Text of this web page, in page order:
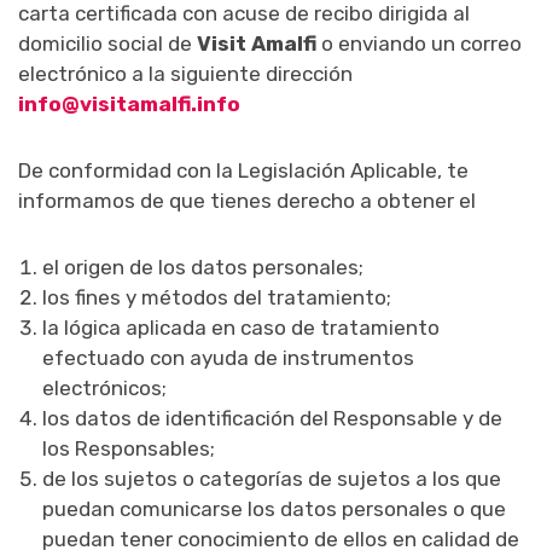
carta certificada con acuse de recibo dirigida al
domicilio social de Visit Amalfi o enviando un correo
electrónico a la siguiente dirección
info@visitamalfi.info
De conformidad con la Legislación Aplicable, te
informamos de que tienes derecho a obtener el
el origen de los datos personales;
los fines y métodos del tratamiento;
la lógica aplicada en caso de tratamiento
efectuado con ayuda de instrumentos
electrónicos;
los datos de identificación del Responsable y de
los Responsables;
de los sujetos o categorías de sujetos a los que
puedan comunicarse los datos personales o que
puedan tener conocimiento de ellos en calidad de